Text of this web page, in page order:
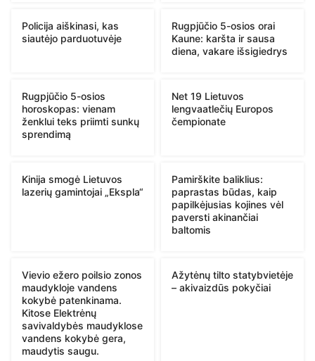
Policija aiškinasi, kas
siautėjo parduotuvėje
Rugpjūčio 5-osios orai
Kaune: karšta ir sausa
diena, vakare išsigiedrys
Rugpjūčio 5-osios
horoskopas: vienam
ženklui teks priimti sunkų
sprendimą
Net 19 Lietuvos
lengvaatlečių Europos
čempionate
Kinija smogė Lietuvos
lazerių gamintojai „Ekspla“
Pamirškite baliklius:
paprastas būdas, kaip
papilkėjusias kojines vėl
paversti akinančiai
baltomis
Vievio ežero poilsio zonos
maudykloje vandens
kokybė patenkinama.
Kitose Elektrėnų
savivaldybės maudyklose
vandens kokybė gera,
maudytis saugu.
Ažytėnų tilto statybvietėje
– akivaizdūs pokyčiai